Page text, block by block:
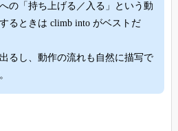
の「持ち上げる／入る」という動
るときは climb into がベストだ
るし、動作の流れも自然に描写で